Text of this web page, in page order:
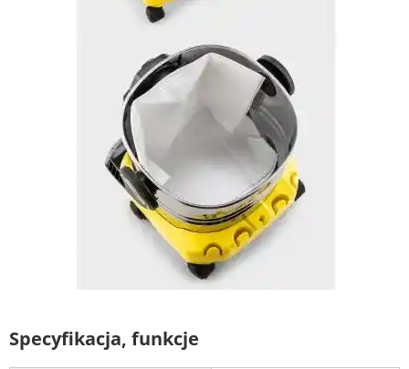
Specyfikacja, funkcje